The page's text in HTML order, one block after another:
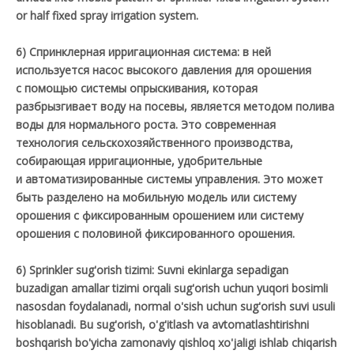
or half fixed spray irrigation system.
6) Спринклерная ирригационная система: в ней
используется насос высокого давления для орошения
с помощью системы опрыскивания, которая
разбрызгивает воду на посевы, является методом полива
воды для нормального роста. Это современная
технология сельскохозяйственного производства,
собирающая ирригационные, удобрительные
и автоматизированные системы управления. Это может
быть разделено на мобильную модель или систему
орошения с фиксированным орошением или систему
орошения с половиной фиксированного орошения.
6) Sprinkler sug'orish tizimi: Suvni ekinlarga sepadigan
buzadigan amallar tizimi orqali sug'orish uchun yuqori bosimli
nasosdan foydalanadi, normal o'sish uchun sug'orish suvi usuli
hisoblanadi. Bu sug'orish, o'g'itlash va avtomatlashtirishni
boshqarish bo'yicha zamonaviy qishloq xo'jaligi ishlab chiqarish